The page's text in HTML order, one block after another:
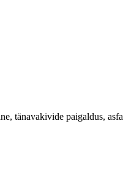
tänavakivide paigaldus,